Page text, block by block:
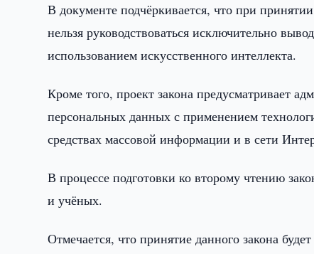
В документе подчёркивается, что при
нельзя руководствоваться исключительно
использованием искусственного интеллекта.
Кроме того, проект закона предусматривает
персональных данных с применением
средствах массовой информации и в сети
В процессе подготовки ко второму чтению
и учёных.
Отмечается, что принятие данного закона